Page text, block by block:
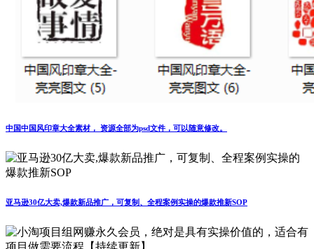
中国中国风印章大全素材， 资源全部为psd文件，可以随意修改。
亚马逊30亿大卖,爆款新品推广，可复制、全程案例实操的爆款推新SOP